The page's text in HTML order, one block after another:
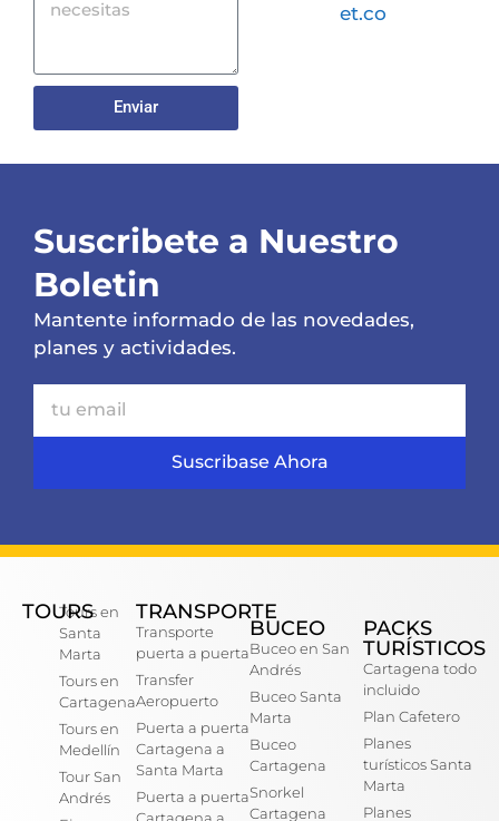
Enviar
et.co
Suscribete a Nuestro
Boletin
Mantente informado de las novedades,
planes y actividades.
Suscribase Ahora
TOURS
Tours en
Santa
Marta
Tours en
Cartagena
Tours en
Medellín
Tour San
Andrés
TRANSPORTE
Transporte
puerta a puerta
Transfer
Aeropuerto
Puerta a puerta
Cartagena a
Santa Marta
Puerta a puerta
Cartagena a
BUCEO
Buceo en San
Andrés
Buceo Santa
Marta
Buceo
Cartagena
Snorkel
Cartagena
PACKS
TURÍSTICOS
Cartagena todo
incluido
Plan Cafetero
Planes
turísticos Santa
Marta
Planes